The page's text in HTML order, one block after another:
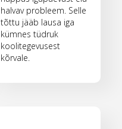
halvav probleem. Selle
tõttu jääb lausa iga
kümnes tüdruk
koolitegevusest
kõrvale.